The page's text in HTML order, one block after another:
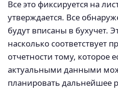
Все это фиксируется на
утверждается. Все
будут вписаны в бухучет.
насколько соответствует
отчетности тому, которое
актуальными данными
планировать дальнейшее